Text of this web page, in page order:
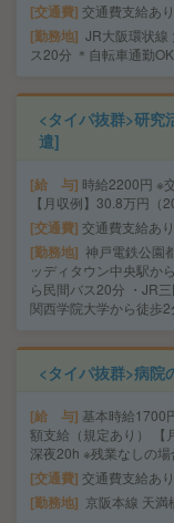
交通費 交通費支給あり
勤務地 JR大阪環状線
ス20分 ＊自転車通勤OK
<タイパ抜群>研究
遣]
給 与 時給2200円 ※
【月収例】30.8万円（
交通費 交通費支給あり
勤務地 神戸電鉄公園
ッディタウン中央駅か
ら民間バス20分 ・JR
関西学院大学から徒歩2
<タイパ抜群>病院
給 与 基本時給1700
額支給（規定あり） 【
深夜20h ※残業なしの場
交通費 交通費支給あり
勤務地 京阪本線 天満